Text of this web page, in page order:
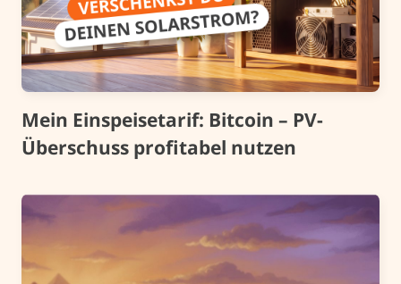
Mein Einspeisetarif: Bitcoin – PV-
Überschuss profitabel nutzen